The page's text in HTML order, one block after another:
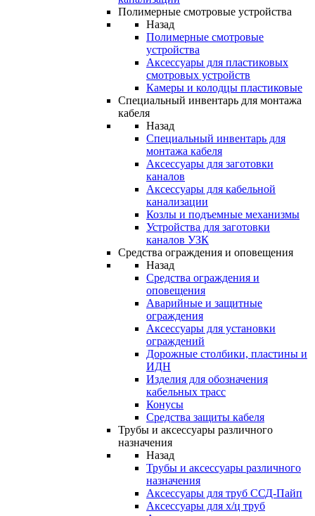
Полимерные смотровые устройства
Назад
Полимерные смотровые
устройства
Аксессуары для пластиковых
смотровых устройств
Камеры и колодцы пластиковые
Специальный инвентарь для монтажа
кабеля
Назад
Специальный инвентарь для
монтажа кабеля
Аксессуары для заготовки
каналов
Аксессуары для кабельной
канализации
Козлы и подъемные механизмы
Устройства для заготовки
каналов УЗК
Средства ограждения и оповещения
Назад
Средства ограждения и
оповещения
Аварийные и защитные
ограждения
Аксессуары для установки
ограждений
Дорожные столбики, пластины и
ИДН
Изделия для обозначения
кабельных трасс
Конусы
Средства защиты кабеля
Трубы и аксессуары различного
назначения
Назад
Трубы и аксессуары различного
назначения
Аксессуары для труб ССД-Пайп
Аксессуары для х/ц труб